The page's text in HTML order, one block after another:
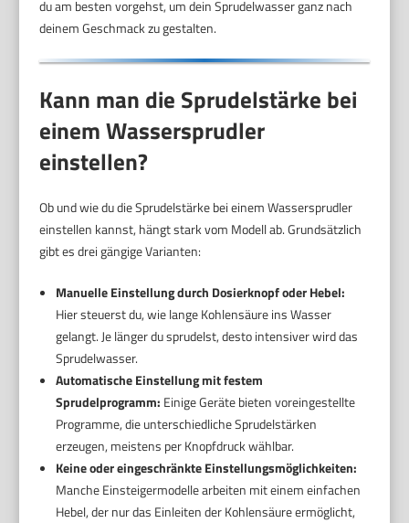
du am besten vorgehst, um dein Sprudelwasser ganz nach
deinem Geschmack zu gestalten.
Kann man die Sprudelstärke bei
einem Wassersprudler
einstellen?
Ob und wie du die Sprudelstärke bei einem Wassersprudler
einstellen kannst, hängt stark vom Modell ab. Grundsätzlich
gibt es drei gängige Varianten:
Manuelle Einstellung durch Dosierknopf oder Hebel:
Hier steuerst du, wie lange Kohlensäure ins Wasser
gelangt. Je länger du sprudelst, desto intensiver wird das
Sprudelwasser.
Automatische Einstellung mit festem
Sprudelprogramm: Einige Geräte bieten voreingestellte
Programme, die unterschiedliche Sprudelstärken
erzeugen, meistens per Knopfdruck wählbar.
Keine oder eingeschränkte Einstellungsmöglichkeiten:
Manche Einsteigermodelle arbeiten mit einem einfachen
Hebel, der nur das Einleiten der Kohlensäure ermöglicht,